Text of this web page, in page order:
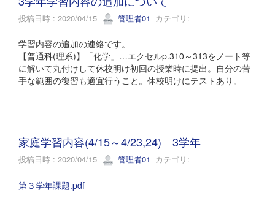
投稿日時 : 2020/04/15 管理者01 カテゴリ:
学習内容の追加の連絡です。
【普通科(理系)】「化学」…エクセルp.310～313をノート等
に解いて丸付けして休校明け初回の授業時に提出。自分の苦
手な範囲の復習も適宜行うこと。休校明けにテストあり。
家庭学習内容(4/15～4/23,24) 3学年
投稿日時 : 2020/04/15 管理者01 カテゴリ:
第３学年課題.pdf